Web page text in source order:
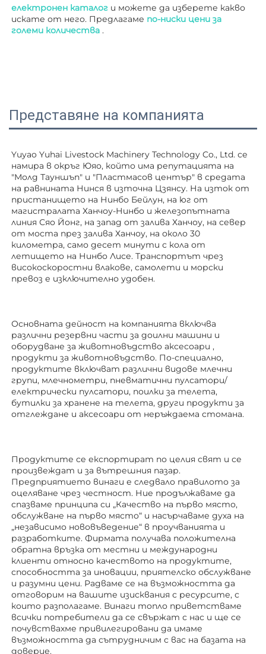
електронен каталог и можете да изберете какво
искате от него. Предлагаме по-ниски цени за
големи количества .
Представяне на компанията
Yuyao Yuhai Livestock Machinery Technology Co., Ltd. се
намира в окръг Юяо, който има репутацията на
"Молд Тауншъп" и "Пластмасов център" в средата
на равнината Нинся в източна Цзянсу. На изток от
пристанището на Нинбо Бейлун, на юг от
магистралата Ханчоу-Нинбо и железопътната
линия Сяо Йонг, на запад от залива Ханчоу, на север
от моста през залива Ханчоу, на около 30
километра, само десет минути с кола от
летището на Нинбо Лисе. Транспортът чрез
високоскоростни влакове, самолети и морски
превоз е изключително удобен.
Основната дейност на компанията включва
различни резервни части за доилни машини и
оборудване за животновъдство аксесоари ,
продукти за животновъдство. По-специално,
продуктите включват различни видове млечни
групи, млечнометри, пневматични пулсатори/
електрически пулсатори, поилки за телета,
бутилки за хранене на телета, други продукти за
отглеждане и аксесоари от неръждаема стомана.
Продуктите се експортират по целия свят и се
произвеждат и за вътрешния пазар.
Предприятието винаги е следвало правилото за
оцеляване чрез честност. Ние продължаваме да
спазваме принципа си „Качество на първо място,
обслужване на първо място“ и насърчаваме духа на
„независимо нововъведение“ в проучванията и
разработките. Фирмата получава положителна
обратна връзка от местни и международни
клиенти относно качеството на продуктите,
способността за иновации, приятелско обслужване
и разумни цени. Радваме се на възможността да
отговорим на вашите изисквания с ресурсите, с
които разполагаме. Винаги топло приветстваме
всички потребители да се свържат с нас и ще се
почувствахме привилегировани да имаме
възможността да сътрудничим с вас на базата на
доверие.